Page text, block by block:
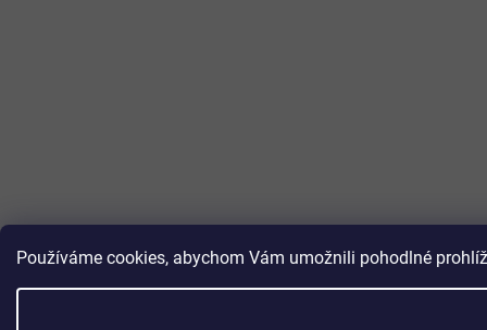
Používáme cookies, abychom Vám umožnili pohodlné